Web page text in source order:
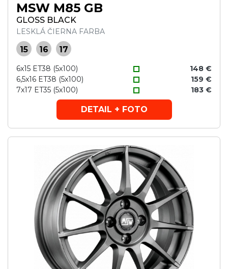
MSW M85 GB
GLOSS BLACK
LESKLÁ ČIERNA FARBA
15 16 17
6x15 ET38 (5x100)
148 €
6,5x16 ET38 (5x100)
159 €
7x17 ET35 (5x100)
183 €
DETAIL + FOTO